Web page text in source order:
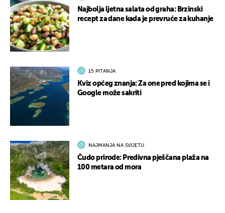
Najbolja ljetna salata od graha: Brzinski
recept za dane kada je prevruće za kuhanje
15 PITANJA
Kviz općeg znanja: Za one pred kojima se i
Google može sakriti
NAJMANJA NA SVIJETU
Čudo prirode: Predivna pješčana plaža na
100 metara od mora